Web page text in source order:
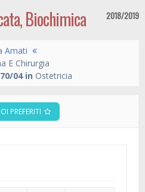
Biochimica 2018/2019
Amati
E Chirurgia
04 in Ostetricia
PREFERITI